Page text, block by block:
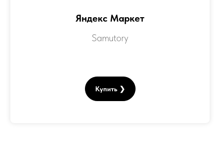
Яндекс Маркет
Samutory
Купить ❯